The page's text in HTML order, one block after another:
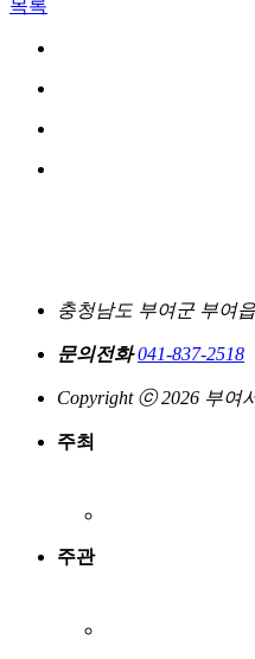
목록
충청남도 부여군 부여
문의전화 041-837-2518
Copyright ⓒ 2026 부여
주최
주관